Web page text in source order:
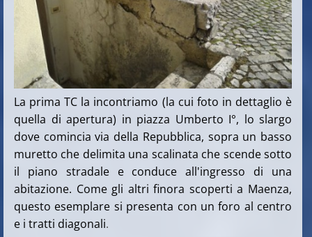
La prima TC la incontriamo (la cui foto in dettaglio è
quella di apertura) in piazza Umberto I°, lo slargo
dove comincia via della Repubblica, sopra un basso
muretto che delimita una scalinata che scende sotto
il piano stradale e conduce all'ingresso di una
abitazione. Come gli altri finora scoperti a Maenza,
questo esemplare si presenta con un foro al centro
e i tratti diagonali.